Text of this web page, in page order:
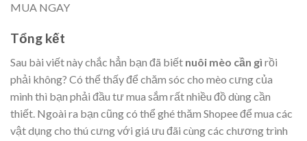
MUA NGAY
Tổng kết
Sau bài viết này chắc hẳn bạn đã biết nuôi mèo cần gì rồi
phải không? Có thể thấy để chăm sóc cho mèo cưng của
mình thì bạn phải đầu tư mua sắm rất nhiều đồ dùng cần
thiết. Ngoài ra bạn cũng có thể ghé thăm Shopee để mua các
vật dụng cho thú cưng với giá ưu đãi cùng các chương trình